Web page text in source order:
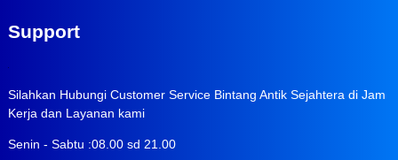
Support
Silahkan Hubungi Customer Service Bintang Antik Sejahtera di Jam
Kerja dan Layanan kami
Senin - Sabtu :08.00 sd 21.00